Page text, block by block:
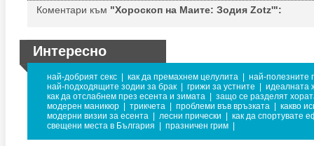
Коментари към "Хороскоп на Маите: Зодия Zotz'":
Интересно
най-добрият секс как да премахнем целулита
най-полезните
най-подходящите зодии за брак
грижи за устните
идеалната
как да отслабнем през есента и зимата
защо се разделят
модерен маникюр
трикчета проблеми във връзката
какво
модерни визии за есента
лесни прически
как да спортувате
свещени места в България
празничен грим